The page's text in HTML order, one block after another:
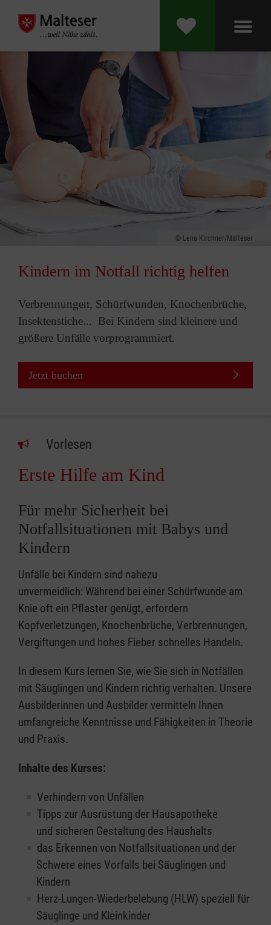
Lena Kirchner/Malteser
Kindern im Notfall richtig helfen
Verbrennungen, Schürfwunden, Knochenbrüche,
Insektenstiche... Bei Kindern sind kleinere und
größere Unfälle vorprogrammiert.
Jetzt buchen
Vorlesen
Erste Hilfe am Kind
Für mehr Sicherheit bei
Notfallsituationen mit Babys und
Kindern
Unfälle bei Kindern sind nahezu
unvermeidlich: Während bei einer Schürfwunde am
Knie oft ein Pflaster genügt, erfordern
Kopfverletzungen, Knochenbrüche, Verbrennungen,
Vergiftungen und hohes Fieber schnelles Handeln.
In diesem Kurs lernen Sie, wie Sie sich in Notfällen
mit Säuglingen und Kindern richtig verhalten. Unsere
Ausbilderinnen und Ausbilder vermitteln Ihnen
umfangreiche Kenntnisse und Fähigkeiten in Theorie
und Praxis.
Inhalte des Kurses:
Verhindern von Unfällen
Tipps zur Ausrüstung der Hausapotheke
und sicheren Gestaltung des Haushalts
das Erkennen von Notfallsituationen und der
Schwere eines Vorfalls bei Säuglingen und
Kindern
Herz-Lungen-Wiederbelebung (HLW) speziell für
Säuglinge und Kleinkinder